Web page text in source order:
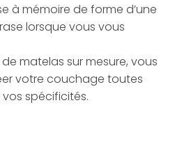
à mémoire de forme d’une
lorsque vous vous
matelas sur mesure, vous
votre couchage toutes
spécificités.